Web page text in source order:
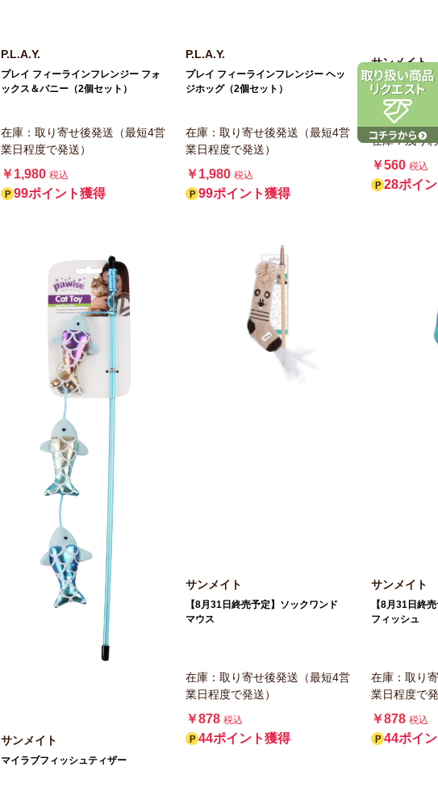
P.L.A.Y.
プレイ フィーラインフレンジー フォ
ックス＆バニー（2個セット）
在庫：取り寄せ後発送（最短4営
業日程度で発送）
￥1,980 税込
99ポイント獲得
P.L.A.Y.
プレイ フィーラインフレンジー ヘッ
ジホッグ（2個セット）
在庫：取り寄せ後発送（最短4営
業日程度で発送）
￥1,980 税込
99ポイント獲得
サンメイト
スリーブライ
在庫：残り
￥560 税込
28ポイ
サンメイト
マイラブフィッシュティザー
サンメイト
【8月31日終売予定】ソックワンド
マウス
在庫：取り寄せ後発送（最短4営
業日程度で発送）
￥878 税込
44ポイント獲得
サンメイト
【8月31日終
フィッシュ
在庫：取り
業日程度で
￥878 税込
44ポイ